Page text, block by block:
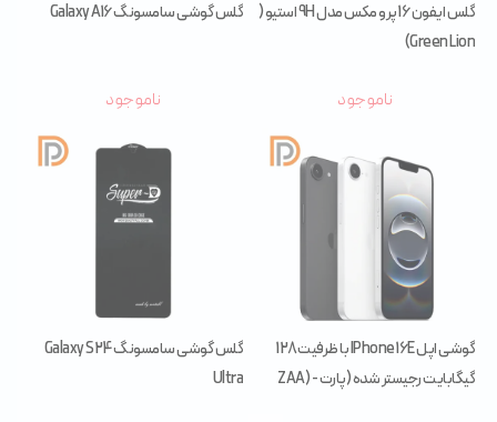
گلس ایفون 16 پرو مکس مدل 9H استیو (
Green Lion)
ناموجود
گلس گوشی سامسونگ Galaxy A16
ناموجود
گوشی اپل IPhone 16E با ظرفیت 128
گیگابایت رجیستر شده (پارت ZAA) -
گلس گوشی سامسونگ Galaxy S24
Ultra